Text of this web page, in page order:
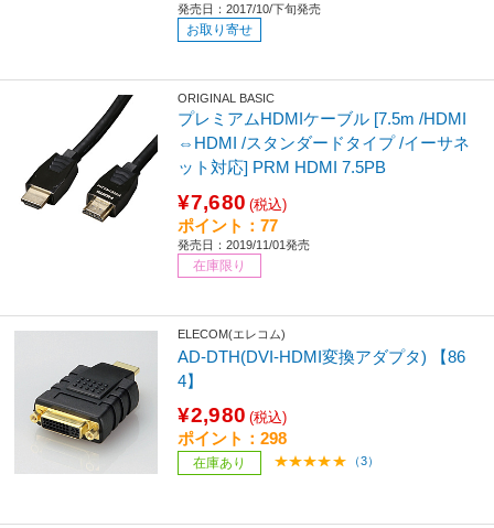
発売日：2017/10/下旬発売
お取り寄せ
ORIGINAL BASIC
プレミアムHDMIケーブル [7.5m /HDMI
⇔HDMI /スタンダードタイプ /イーサネ
ット対応] PRM HDMI 7.5PB
¥7,680 (税込)
ポイント：77
発売日：2019/11/01発売
在庫限り
ELECOM(エレコム)
AD-DTH(DVI-HDMI変換アダプタ) 【86
4】
¥2,980 (税込)
ポイント：298
在庫あり （3）